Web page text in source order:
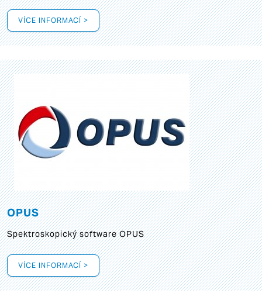
VÍCE INFORMACÍ >
OPUS
Spektroskopický software OPUS
VÍCE INFORMACÍ >